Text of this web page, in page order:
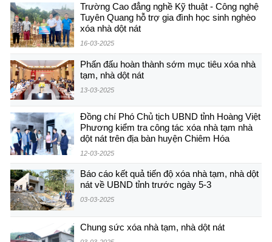
Trường Cao đẳng nghề Kỹ thuật - Công nghệ
Tuyên Quang hỗ trợ gia đình học sinh nghèo
xóa nhà dột nát
16-03-2025
Phấn đấu hoàn thành sớm mục tiêu xóa nhà
tạm, nhà dột nát
13-03-2025
Đồng chí Phó Chủ tịch UBND tỉnh Hoàng Việt
Phương kiểm tra công tác xóa nhà tạm nhà
dột nát trên địa bàn huyện Chiêm Hóa
12-03-2025
Báo cáo kết quả tiến độ xóa nhà tạm, nhà dột
nát về UBND tỉnh trước ngày 5-3
03-03-2025
Chung sức xóa nhà tạm, nhà dột nát